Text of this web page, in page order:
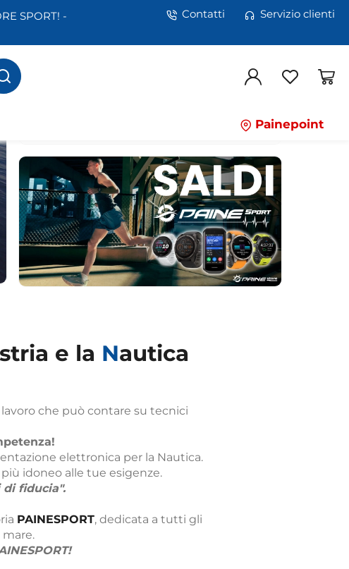
SPORT! -
Contatti Servizio clienti
Painepoint
e la Nautica
lavoro che può contare su tecnici
elettronica per la Nautica.
idoneo alle tue esigenze.
fiducia".
PAINESPORT, dedicata a tutti gli